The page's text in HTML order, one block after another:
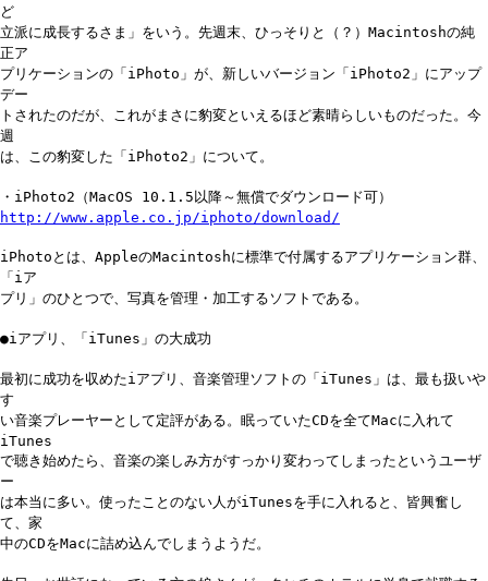
ど
立派に成長するさま」をいう。先週末、ひっそりと（？）Macintoshの純
正ア
プリケーションの「iPhoto」が、新しいバージョン「iPhoto2」にアップ
デー
トされたのだが、これがまさに豹変といえるほど素晴らしいものだった。今
週
は、この豹変した「iPhoto2」について。
・iPhoto2（MacOS 10.1.5以降～無償でダウンロード可）
http://www.apple.co.jp/iphoto/download/
iPhotoとは、AppleのMacintoshに標準で付属するアプリケーション群、
「iア
プリ」のひとつで、写真を管理・加工するソフトである。
●iアプリ、「iTunes」の大成功
最初に成功を収めたiアプリ、音楽管理ソフトの「iTunes」は、最も扱いや
す
い音楽プレーヤーとして定評がある。眠っていたCDを全てMacに入れて
iTunes
で聴き始めたら、音楽の楽しみ方がすっかり変わってしまったというユーザ
ー
は本当に多い。使ったことのない人がiTunesを手に入れると、皆興奮し
て、家
中のCDをMacに詰め込んでしまうようだ。